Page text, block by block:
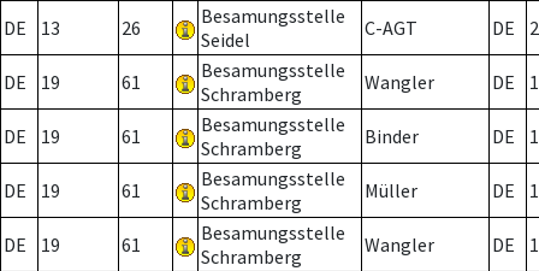
DE 13 26
Besamungsstelle
Seidel
C-AGT DE 2
DE 19 61
Besamungsstelle
Schramberg
Wangler DE
DE 19 61
Besamungsstelle
Schramberg
Binder DE 1
DE 19 61
Besamungsstelle
Schramberg
Müller DE
DE 19 61
Besamungsstelle
Schramberg
Wangler DE